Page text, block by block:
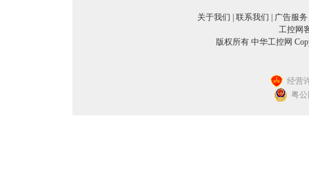
关于我们 联系我们 广告服务
工控网
版权所有 中华工控网
经营
粤公